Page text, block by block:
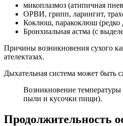
микоплазмоз (атипичная
ОРВИ, грипп, ларингит,
Коклюш, паракоклюш (редко
Бронхиальная астма (с
Причины возникновения сухого
ателектазах.
Дыхательная система может быть
Возникновение температуры
пыли и кусочки пищи).
Продолжительность